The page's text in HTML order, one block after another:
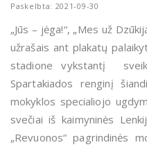
Paskelbta: 2021-09-30
„Jūs – jėga!“, „Mes už
užrašais ant plakatų
stadione vykstantį
Spartakiados renginį
mokyklos specialiojo
svečiai iš kaimyninės
„Revuonos“ pagrindinės